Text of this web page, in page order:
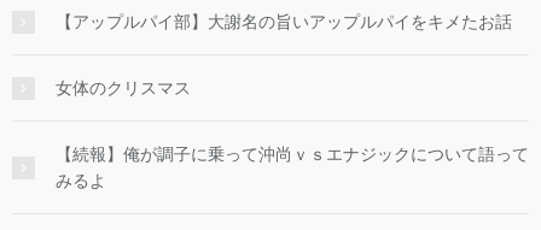
【アップルパイ部】大謝名の旨いアップルパイをキメたお話
女体のクリスマス
【続報】俺が調子に乗って沖尚ｖｓエナジックについて語って
みるよ